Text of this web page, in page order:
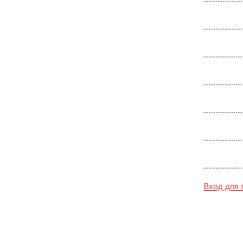
Вход для